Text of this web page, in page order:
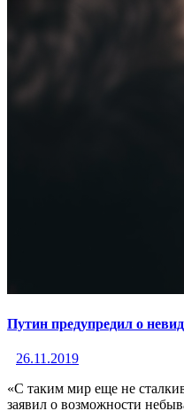
Путин предупредил о
26.11.2019
«С таким мир еще не
заявил о возможности